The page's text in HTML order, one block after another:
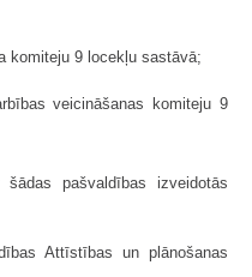
komiteju 9 locekļu sastāvā;
veicināšanas komiteju 9
pašvaldības izveidotās
Attīstības un plānošanas